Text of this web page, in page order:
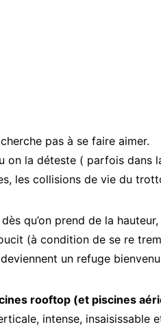
pas à se faire aimer.
on la déteste ( parfois
les collisions de vie du
qu’on prend de la
(à condition de se re
un refuge
rooftop (et piscines
intense, insaisissable